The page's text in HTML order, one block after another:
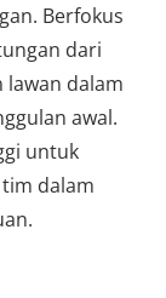
Berfokus
dari
lawan dalam
awal.
untuk
dalam